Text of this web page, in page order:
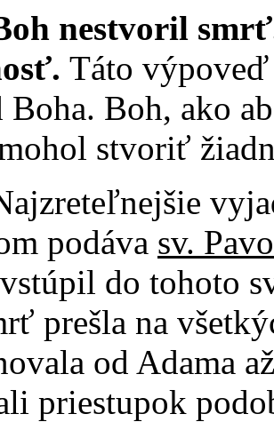
smrť.
Táto
Boha. Boh, ako
stvoriť
podáva sv.
do tohoto
prešla na
od Adama
priestupok